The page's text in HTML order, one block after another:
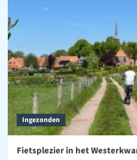
Ingezonden
Fietsplezier in het